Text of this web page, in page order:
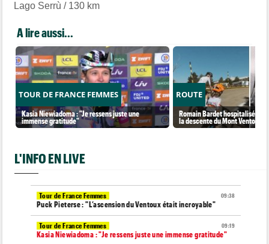
Lago Serrù / 130 km
A lire aussi...
TOUR DE FRANCE FEMMES
Kasia Niewiadoma : "Je ressens juste une
immense gratitude"
ROUTE
Romain Bardet hospitalisé
la descente du Mont Ventoux
L'INFO EN LIVE
09:38
Tour de France Femmes
Puck Pieterse : "L’ascension du Ventoux était incroyable"
09:19
Tour de France Femmes
Kasia Niewiadoma : "Je ressens juste une immense gratitude"